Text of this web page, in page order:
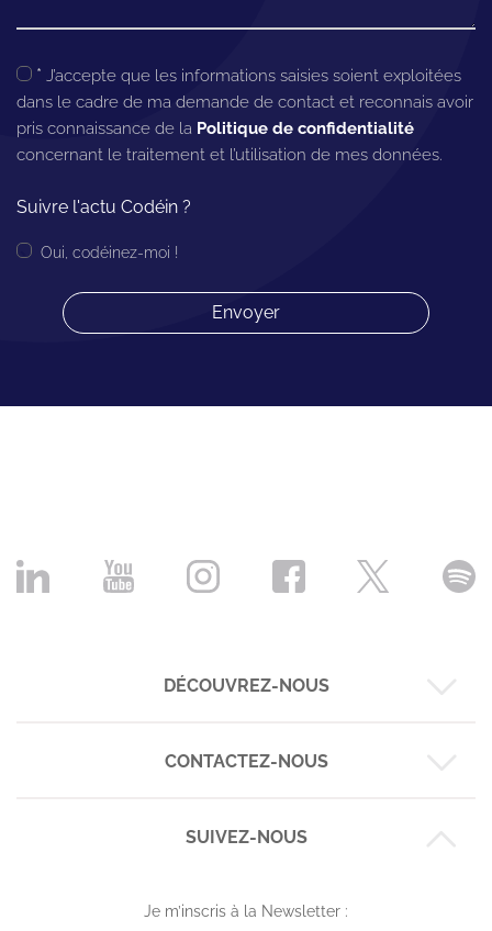
* J’accepte que les informations saisies soient exploitées
dans le cadre de ma demande de contact et reconnais avoir
pris connaissance de la Politique de confidentialité
concernant le traitement et l’utilisation de mes données.
Suivre l'actu Codéin ?
Oui, codéinez-moi !
DÉCOUVREZ-NOUS
Nos business cases
Nos réalisations
CONTACTEZ-NOUS
Montpellier :
Strasbourg :
SUIVEZ-NOUS
Je m’inscris à la Newsletter :